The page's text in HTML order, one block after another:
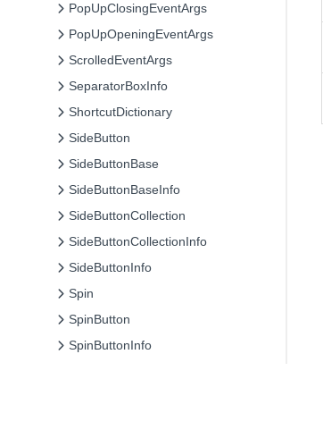
PopUpClosingEventArgs
PopUpOpeningEventArgs
ScrolledEventArgs
SeparatorBoxInfo
ShortcutDictionary
SideButton
SideButtonBase
SideButtonBaseInfo
SideButtonCollection
SideButtonCollectionInfo
SideButtonInfo
Spin
SpinButton
SpinButtonInfo